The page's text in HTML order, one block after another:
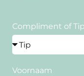
Compliment of Tip
Voornaam